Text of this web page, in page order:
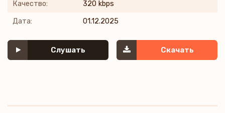
Качество: 320 kbps
Дата: 01.12.2025
Слушать Скачать